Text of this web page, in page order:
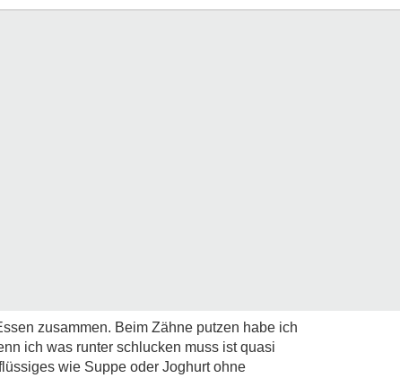
zusammen. Beim Zähne putzen habe ich
ich was runter schlucken muss ist quasi
wie Suppe oder Joghurt ohne